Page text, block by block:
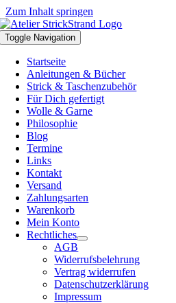
Zum Inhalt springen
Toggle Navigation
Startseite
Anleitungen & Bücher
Strick & Taschenzubehör
Für Dich gefertigt
Wolle & Garne
Philosophie
Blog
Termine
Links
Kontakt
Versand
Zahlungsarten
Warenkorb
Mein Konto
Rechtliches
AGB
Widerrufsbelehrung
Vertrag widerrufen
Datenschutzerklärung
Impressum